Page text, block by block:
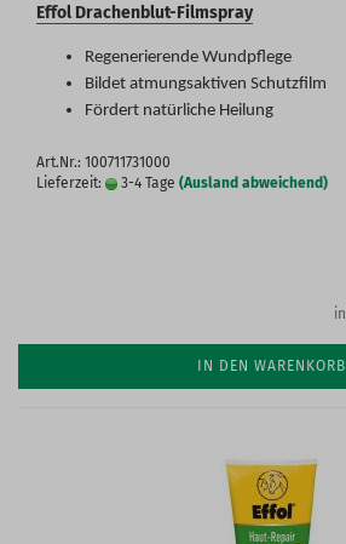
Effol Drachenblut-Filmspray
Regenerierende Wundpflege
Bildet atmungsaktiven Schutzfilm
Fördert natürliche Heilung
Art.Nr.: 100711731000
Lieferzeit:
3-4 Tage (Ausland abweichend)
IN DEN WARENKORB